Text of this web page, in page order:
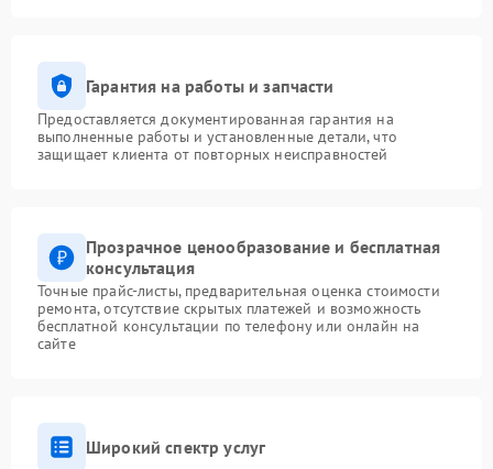
Гарантия на работы и запчасти
Предоставляется документированная гарантия на
выполненные работы и установленные детали, что
защищает клиента от повторных неисправностей
Прозрачное ценообразование и бесплатная
консультация
Точные прайс-листы, предварительная оценка стоимости
ремонта, отсутствие скрытых платежей и возможность
бесплатной консультации по телефону или онлайн на
сайте
Широкий спектр услуг